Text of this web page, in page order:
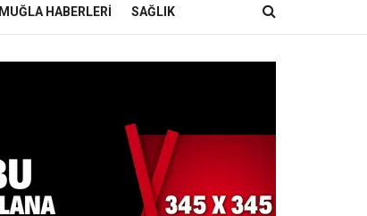
MUĞLA HABERLERI SAĞLIK